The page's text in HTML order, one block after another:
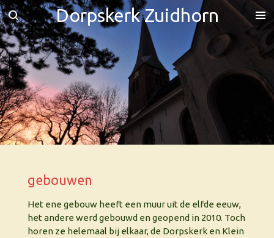
Ga
direct
naar
de
hoofdinhoud
Dorpskerk Zuidhorn
gebouwen
Het ene gebouw heeft een muur uit de elfde eeuw,
het andere werd gebouwd en geopend in 2010. Toch
horen ze helemaal bij elkaar, de Dorpskerk en Klein